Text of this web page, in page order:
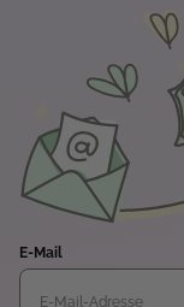
E-Mail